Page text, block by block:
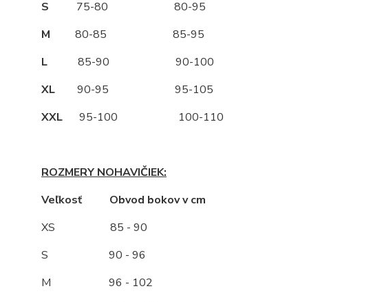
S 75-80 80-95
M 80-85 85-95
L85-90 90-100
XL90-95 95-105
XXL95-100 100-110
ROZMERY NOHAVIČIEK:
Veľkosť Obvod bokov v cm
XS
85 - 90
S 90 - 96
M
96 - 102